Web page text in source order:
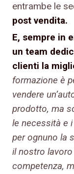
entrambe le
post vendita.
E, sempre in
un team
clienti la
formazione è
vendere
prodotto, ma
le necessità e
per ognuno la
il nostro
competenza,